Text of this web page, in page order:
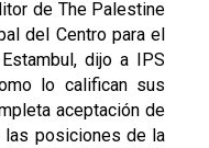
de The Palestine
del Centro para el
dijo a IPS
lo califican sus
aceptación de
las posiciones de la